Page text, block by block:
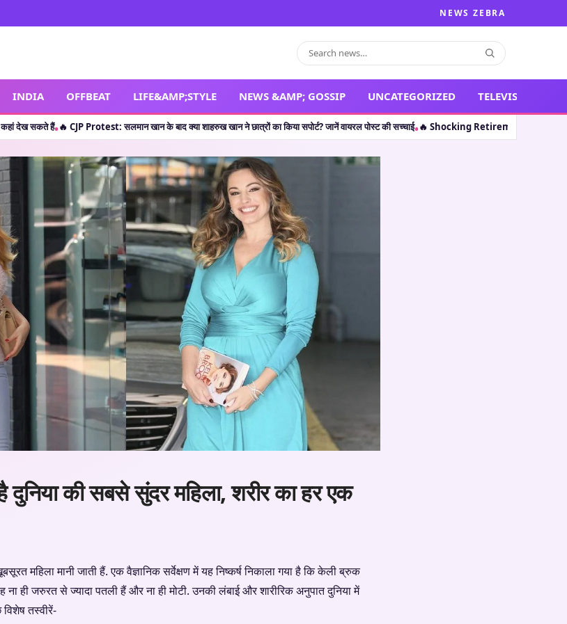
NEWS ZEBRA
INDIA OFFBEAT LIFE&AMP;STYLE NEWS &AMP; GOSSIP UNCATEGORIZED TELEVISION
Protest: सलमान खान के बाद क्या शाहरुख खान ने छात्रों का किया सपोर्ट? जानें वायरल पोस्ट की सच्चाई•🔥 Shocking Retirement: थलपति विजय ही नहीं, इन 5
दुनिया की सबसे सुंदर महिला, शरीर का हर एक
महिला मानी जाती हैं. एक वैज्ञानिक सर्वेक्षण में यह निष्कर्ष निकाला गया है कि केली ब्रुक
ही जरुरत से ज्यादा पतली हैं और ना ही मोटी. उनकी लंबाई और शारीरिक अनुपात दुनिया में
तस्वीरें-